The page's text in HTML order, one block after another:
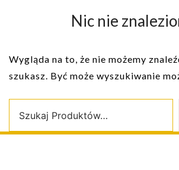
Nic nie
Wygląda na to, że nie możemy
szukasz. Być może wyszukiwanie